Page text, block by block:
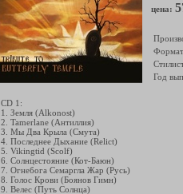
цена:
Год
CD 1:
1. Земля (Alkonost)
2. Tamerlane (Антиллия)
3. Мы Два Крыла (Смута)
4. Последнее Дыхание (Relict)
5. Vikingtid (Scolf)
6. Солнцестояние (Кот-Баюн)
7. Огнебога Семаргла Жар (Русь)
8. Голос Крови (Боянов Гимн)
9. Велес (Путь Солнца)